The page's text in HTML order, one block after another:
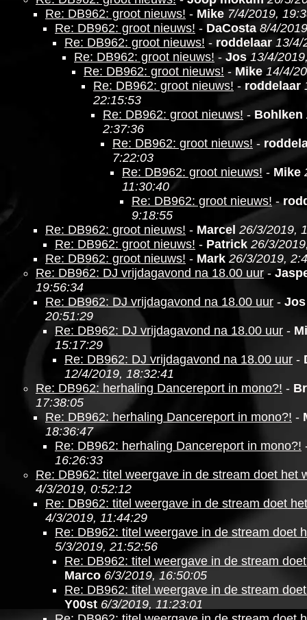
Re: DB962: groot nieuws! - Mike 7/4/2019,
Re: DB962: groot nieuws! - DaCosta 8/4/
Re: DB962: groot nieuws! - roddelaar 13/4/
Re: DB962: groot nieuws! - Jos 13/4/
Re: DB962: groot nieuws! - Mike 14/4/
Re: DB962: groot nieuws! - roddelaar
22:15:53
Re: DB962: groot nieuws! - Bohlken
2:37:36
Re: DB962: groot nieuws! -
7:22:03
Re: DB962: groot nieuws!- Mike
11:30:40
Re: DB962: groot nieuws! -
9:18:55
Re: DB962: groot nieuws! - Marcel 26/3/2019,
Re: DB962: groot nieuws! - Patrick 26/3/
Re: DB962: groot nieuws! - Mark 26/3/2019,
Re: DB962: DJ vrijdagavond na 18.00 uur -
19:56:34
Re: DB962: DJ vrijdagavond na 18.00 uur - Jos
20:51:29
Re: DB962: DJ vrijdagavond na 18.00 uur -
15:17:29
Re: DB962: DJ vrijdagavond na 18.00 uur -
12/4/2019, 18:32:41
Re: DB962: herhaling Dancereport in mono?! -
17:38:05
Re: DB962: herhaling Dancereport in mono?! -
18:36:47
Re: DB962: herhaling Dancereport in mono?!
16:26:33
Re: DB962: titel weergave in de stream doet het
4/3/2019, 0:52:12
Re: DB962: titel weergave in de stream doet
4/3/2019, 11:44:29
Re: DB962: titel weergave in de stream doet
5/3/2019, 21:52:56
Re: DB962: titel weergave in de stream
Marco 6/3/2019, 16:50:05
Re: DB962: titel weergave in de stream
Y00st 6/3/2019, 11:23:01